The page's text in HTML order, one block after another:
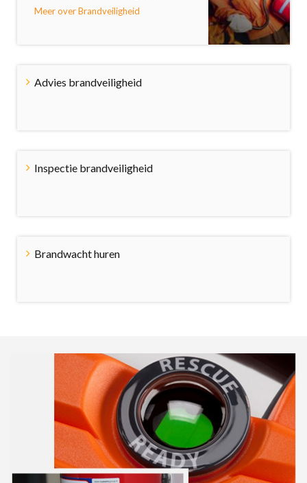
Meer over Brandveiligheid
Advies brandveiligheid
Inspectie brandveiligheid
Brandwacht huren